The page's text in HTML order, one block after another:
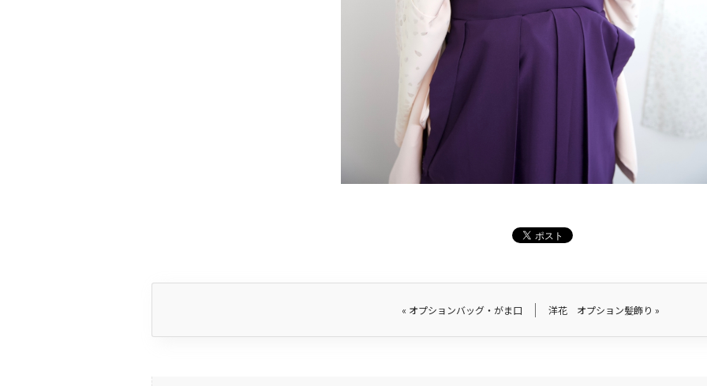
« オプションバッグ・がま口 洋花 オプション髪飾り »